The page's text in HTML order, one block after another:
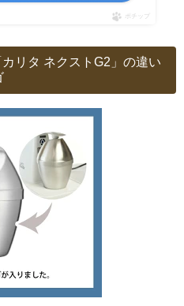
ポチップ
リタ ネクストG2」の違い